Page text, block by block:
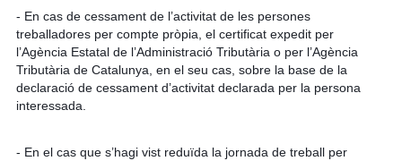
- En cas de cessament de l’activitat de les persones
treballadores per compte pròpia, el certificat expedit per
l’Agència Estatal de l’Administració Tributària o per l’Agència
Tributària de Catalunya, en el seu cas, sobre la base de la
declaració de cessament d’activitat declarada per la persona
interessada.
- En el cas que s’hagi vist reduïda la jornada de treball per